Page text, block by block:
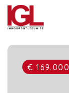
€ 169.000